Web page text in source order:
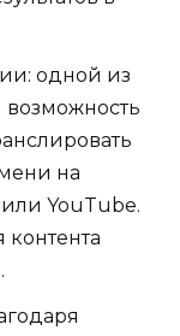
одной из
на
YouTube.
контента